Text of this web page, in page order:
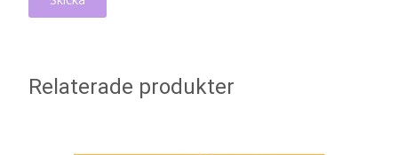
Relaterade produkter